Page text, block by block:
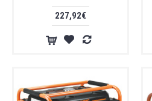
227,92€